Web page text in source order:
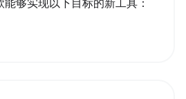
够实现以下目标的新工具：